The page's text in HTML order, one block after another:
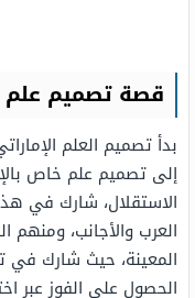
قصة تصميم علم
بدأ تصميم العلم
إلى تصميم علم خاص
الاستقلال، شارك في
العرب والأجانب،
الحصول على الفوز عبر